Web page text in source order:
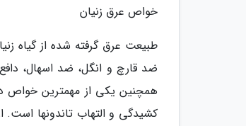
خواص عرق زنیان
طبیعت عرق گرفته شده از گیاه
ضد قارچ و انگل، ضد اسهال،
همچنین یکی از مهمترین خواص
کشیدگی و التهاب تاندونها